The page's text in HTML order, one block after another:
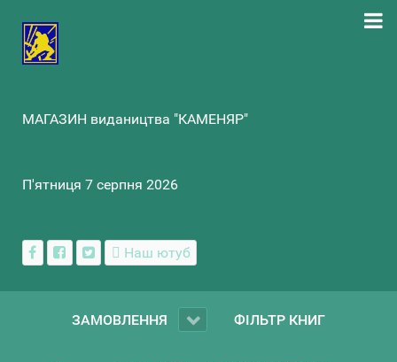
МАГАЗИН видаництва "КАМЕНЯР"
П'ятниця 7 серпня 2026
Наш ютуб
ЗАМОВЛЕННЯ ФІЛЬТР КНИГ